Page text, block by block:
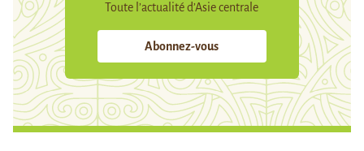
Toute l’actualité d’Asie centrale
Abonnez-vous